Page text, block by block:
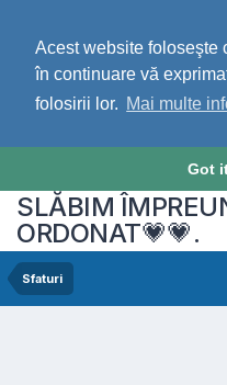
Acest website foloseşte
în continuare vă
folosirii lor. Mai multe
Got
SLĂBIM
ORDONAT💗💗.
Sfaturi